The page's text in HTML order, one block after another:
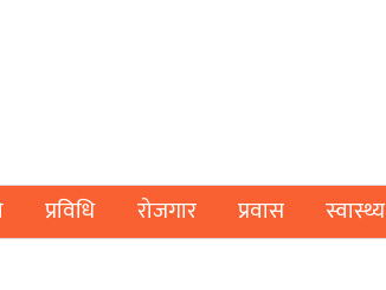
प्रविधि रोजगार प्रवास स्वास्थ्य